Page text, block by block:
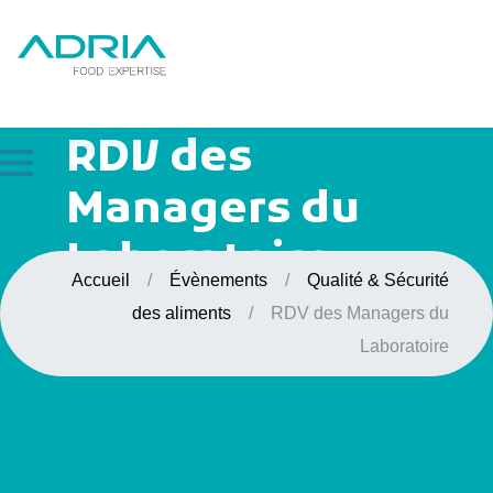
Accueil / Évènements /
Qualité & Sécurité
des aliments
/
RDV des Managers du
Laboratoire
RDV des
Managers du
Laboratoire